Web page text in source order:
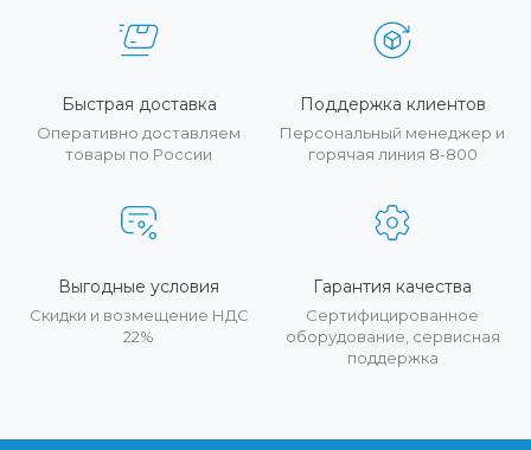
Быстрая доставка
Оперативно доставляем
товары по России
Поддержка клиентов
Персональный менеджер и
горячая линия 8-800
Выгодные условия
Скидки и возмещение НДС
22%
Гарантия качества
Сертифицированное
оборудование, сервисная
поддержка